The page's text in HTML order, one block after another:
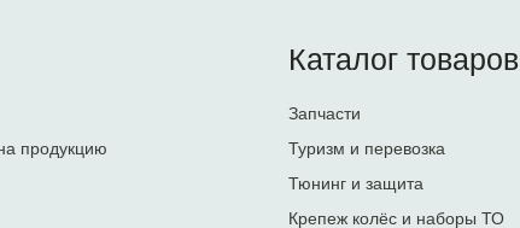
продукцию
Каталог товаров
Запчасти
Туризм и перевозка
Тюнинг и защита
Крепеж колёс и наборы ТО